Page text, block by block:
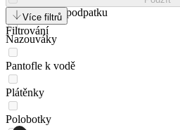
Mokasíny na podpatku
Nazouváky
Pantofle k vodě
Plátěnky
Polobotky
Více filtrů
Filtrování